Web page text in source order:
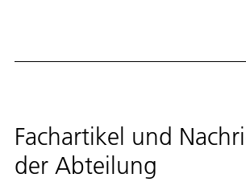
Fachartikel und
der Abteilung